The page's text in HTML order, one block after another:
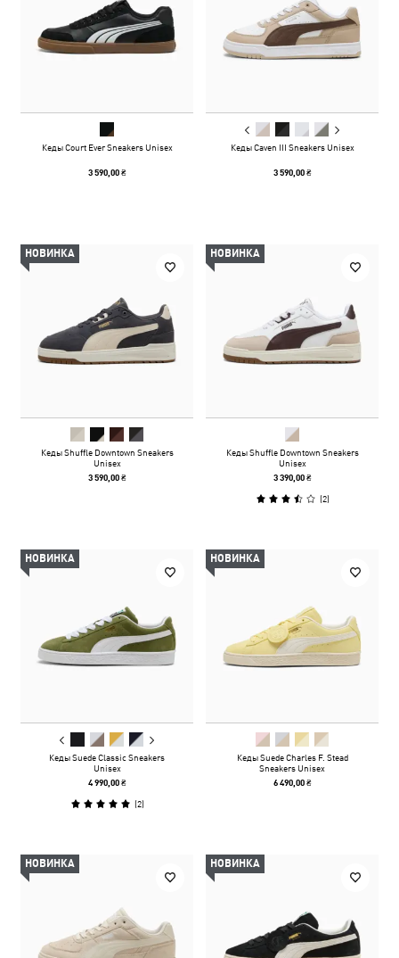
Кеды Court Ever Sneakers Unisex
3 590,00 ₴
Кеды Caven III Sneakers Unisex
3 590,00 ₴
НОВИНКА
Кеды Shuffle Downtown Sneakers
Unisex
3 590,00 ₴
НОВИНКА
Кеды Shuffle Downtown Sneakers
Unisex
3 390,00 ₴
(2)
НОВИНКА
Кеды Suede Classic Sneakers
Unisex
4 990,00 ₴
(2)
НОВИНКА
Кеды Suede Charles F. Stead
Sneakers Unisex
6 490,00 ₴
НОВИНКА НОВИНКА